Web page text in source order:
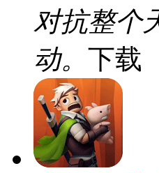
对抗整个
动。 下载